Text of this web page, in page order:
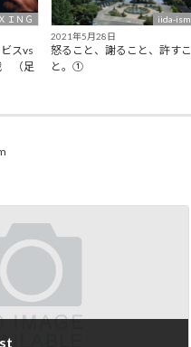
ＩＮＧ
スvs
（足
iida-ism
2021年5月28日
怒ること、謝ること、許すこ
と。①